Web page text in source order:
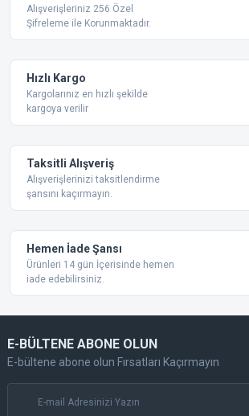
Alışverişleriniz 256 Özel
Şifreleme ile Korunmaktadır.
Hızlı Kargo
Kargolarınız en hızlı şekilde
kargoya verilir
Taksitli Alışveriş
Alışverişlerinizi taksitlendirme
şansını kaçırmayın.
Hemen İade Şansı
Ürünleri 14 gün İçerisinde hemen
iade edebilirsiniz.
E-BÜLTENE ABONE OLUN
E-bültene abone olun Fırsatları Kaçırmayın